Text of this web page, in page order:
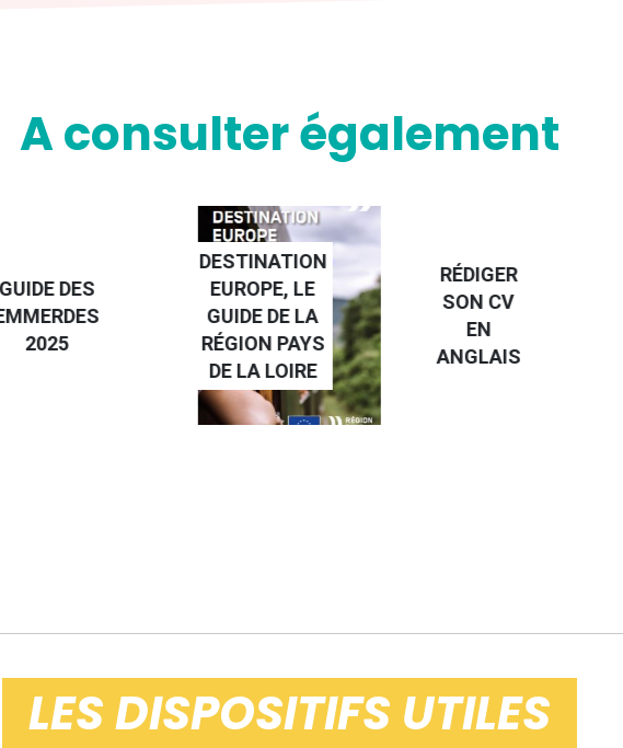
A consulter également
EUROPE, LE
DE LA
PAYS
RÉDIGER
SON CV
EN
ANGLAIS
FAIRE UN
STAGE À
L'ÉTRANGER
LES DISPOSITIFS UTILES